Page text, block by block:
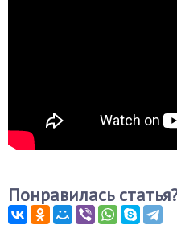
Понравилась